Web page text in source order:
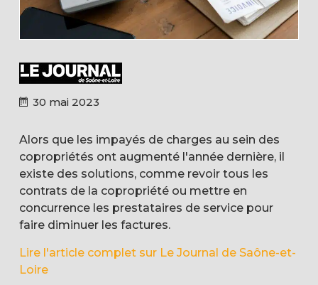
30 mai 2023
Alors que les impayés de charges au sein des
copropriétés ont augmenté l'année dernière, il
existe des solutions, comme revoir tous les
contrats de la copropriété ou mettre en
concurrence les prestataires de service pour
faire diminuer les factures.
Lire l'article complet sur Le Journal de Saône-et-
Loire